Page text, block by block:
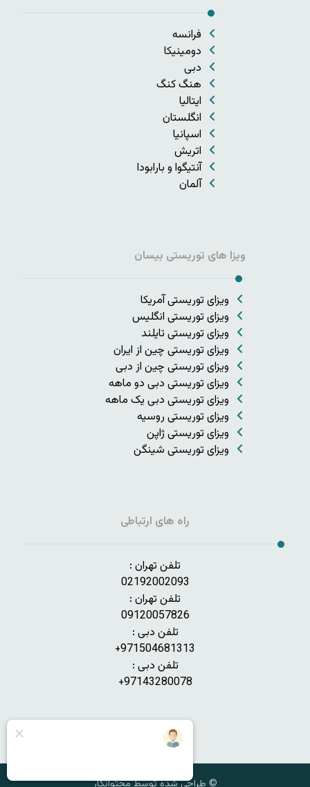
فرانسه
دومینیکا
دبی
هنگ کنگ
ایتالیا
انگلستان
اسپانیا
اتریش
آنتیگوا و بارابودا
آلمان
ویزا های توریستی بیسان
ویزای توریستی آمریکا
ویزای توریستی انگلیس
ویزای توریستی تایلند
ویزای توریستی چین از ایران
ویزای توریستی چین از دبی
ویزای توریستی دبی دو ماهه
ویزای توریستی دبی یک ماهه
ویزای توریستی روسیه
ویزای توریستی ژاپن
ویزای توریستی شینگن
راه های ارتباطی
تلفن تهران :
02192002093
تلفن تهران :
09120057826
تلفن دبی :
971504681313+
تلفن دبی :
97143280078+